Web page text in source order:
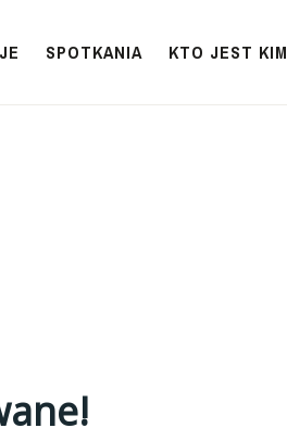
SPOTKANIA KTO JEST KIM